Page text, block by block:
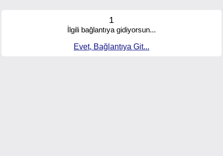
1
İlgili bağlantıya gidiyorsun...
Evet, Bağlantıya Git...